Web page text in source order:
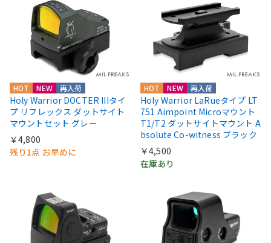
HOT NEW 再入荷
Holy Warrior DOCTER IIIタイ
プ リフレックス ダットサイト
マウントセット グレー
￥4,800
残り1点 お早めに
HOT NEW 再入荷
Holy Warrior LaRueタイプ LT
751 Aimpoint Microマウント
T1/T2 ダットサイトマウント A
bsolute Co-witness ブラック
￥4,500
在庫あり